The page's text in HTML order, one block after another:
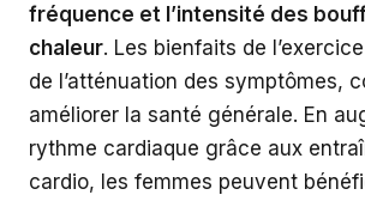
fréquence et l’intensité des
chaleur. Les bienfaits de
de l’atténuation des symptômes,
améliorer la santé générale. En
rythme cardiaque grâce aux
cardio, les femmes peuvent